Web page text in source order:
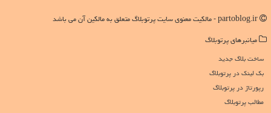
میانبرهای پرتوبلاگ
ساخت بلاگ جدید
بک لینک در پرتوبلاگ
رپورتاژ در پرتوبلاگ
مطالب پرتوبلاگ